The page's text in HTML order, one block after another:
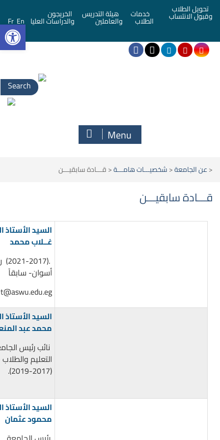
تحويل الطلاب
وقبول الانتساب خدمات
الطلاب
هيئة التدريس
والعاملين
الخريجون
والدراسات العليا En
Fr
Menu
<عن الجامعة<شخصيـــات هامـــة<قـــادة سابقيـــن
قـــادة سابقيـــن
السيد الأستاذ
غــلاب محمد
أسوان- سابقاً
السيد الأستاذ
محمد عبد
نائب رئيس
التعليم
(2017-2019).
السيد الأستاذ
محمود عثمان